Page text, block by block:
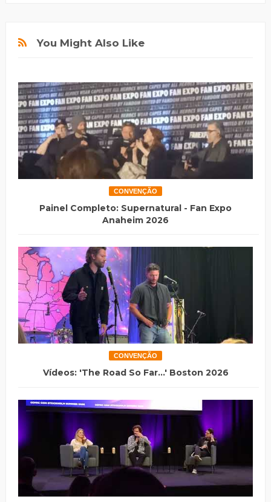
You Might Also Like
CONVENÇÃO
Painel Completo: Supernatural - Fan Expo
Anaheim 2026
CONVENÇÃO
Vídeos: 'The Road So Far...' Boston 2026